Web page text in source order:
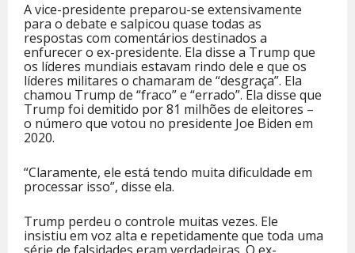
A vice-presidente preparou-se extensivamente
para o debate e salpicou quase todas as
respostas com comentários destinados a
enfurecer o ex-presidente. Ela disse a Trump que
os líderes mundiais estavam rindo dele e que os
líderes militares o chamaram de “desgraça”. Ela
chamou Trump de “fraco” e “errado”. Ela disse que
Trump foi demitido por 81 milhões de eleitores –
o número que votou no presidente Joe Biden em
2020.
“Claramente, ele está tendo muita dificuldade em
processar isso”, disse ela.
Trump perdeu o controle muitas vezes. Ele
insistiu em voz alta e repetidamente que toda uma